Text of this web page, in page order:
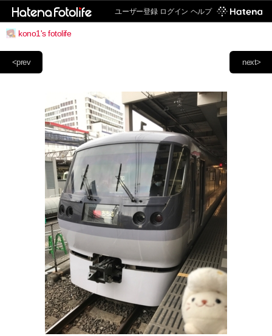
ユーザー登録 ログイン ヘルプ
kono1's fotolife
next>
<prev